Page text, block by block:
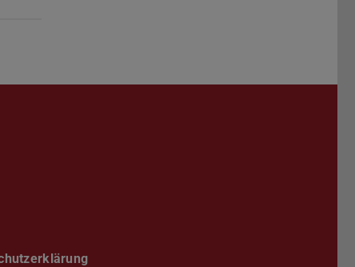
Darmstadt
der TU Darmstadt
Kanal der TU Darmstadt